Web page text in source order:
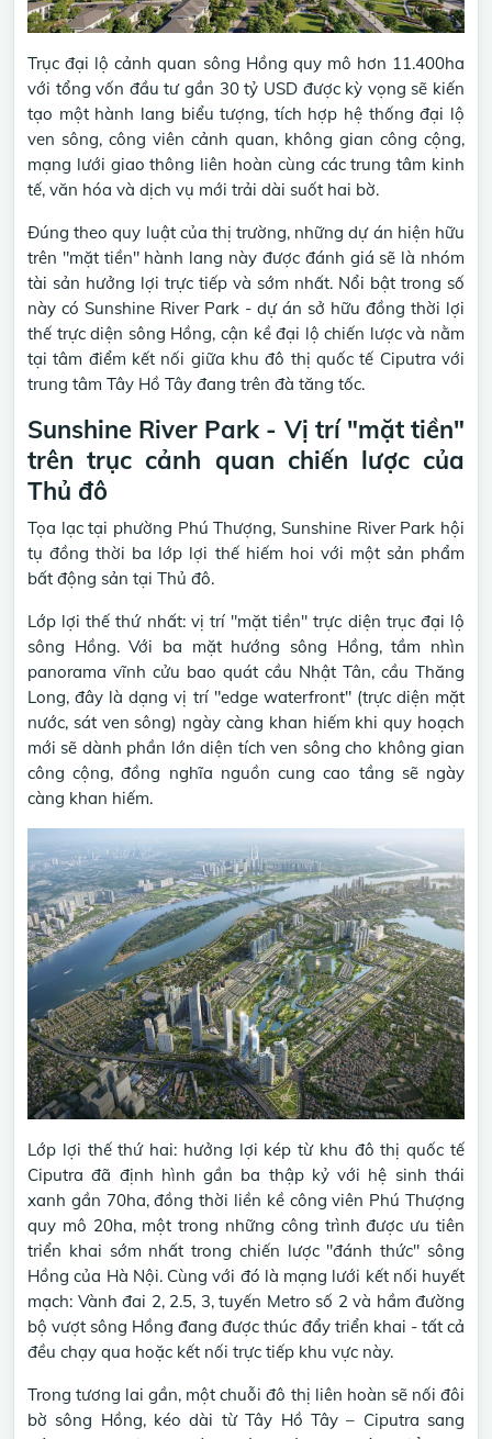
Trục đại lộ cảnh quan sông Hồng quy mô hơn 11.400ha
với tổng vốn đầu tư gần 30 tỷ USD được kỳ vọng sẽ kiến
tạo một hành lang biểu tượng, tích hợp hệ thống đại lộ
ven sông, công viên cảnh quan, không gian công cộng,
mạng lưới giao thông liên hoàn cùng các trung tâm kinh
tế, văn hóa và dịch vụ mới trải dài suốt hai bờ.
Đúng theo quy luật của thị trường, những dự án hiện hữu
trên "mặt tiền" hành lang này được đánh giá sẽ là nhóm
tài sản hưởng lợi trực tiếp và sớm nhất. Nổi bật trong số
này có Sunshine River Park - dự án sở hữu đồng thời lợi
thế trực diện sông Hồng, cận kề đại lộ chiến lược và nằm
tại tâm điểm kết nối giữa khu đô thị quốc tế Ciputra với
trung tâm Tây Hồ Tây đang trên đà tăng tốc.
Sunshine River Park - Vị trí "mặt tiền"
trên trục cảnh quan chiến lược của
Thủ đô
Tọa lạc tại phường Phú Thượng, Sunshine River Park hội
tụ đồng thời ba lớp lợi thế hiếm hoi với một sản phẩm
bất động sản tại Thủ đô.
Lớp lợi thế thứ nhất: vị trí "mặt tiền" trực diện trục đại lộ
sông Hồng. Với ba mặt hướng sông Hồng, tầm nhìn
panorama vĩnh cửu bao quát cầu Nhật Tân, cầu Thăng
Long, đây là dạng vị trí "edge waterfront" (trực diện mặt
nước, sát ven sông) ngày càng khan hiếm khi quy hoạch
mới sẽ dành phần lớn diện tích ven sông cho không gian
công cộng, đồng nghĩa nguồn cung cao tầng sẽ ngày
càng khan hiếm.
Lớp lợi thế thứ hai: hưởng lợi kép từ khu đô thị quốc tế
Ciputra đã định hình gần ba thập kỷ với hệ sinh thái
xanh gần 70ha, đồng thời liền kề công viên Phú Thượng
quy mô 20ha, một trong những công trình được ưu tiên
triển khai sớm nhất trong chiến lược "đánh thức" sông
Hồng của Hà Nội. Cùng với đó là mạng lưới kết nối huyết
mạch: Vành đai 2, 2.5, 3, tuyến Metro số 2 và hầm đường
bộ vượt sông Hồng đang được thúc đẩy triển khai - tất cả
đều chạy qua hoặc kết nối trực tiếp khu vực này.
Trong tương lai gần, một chuỗi đô thị liên hoàn sẽ nối đôi
bờ sông Hồng, kéo dài từ Tây Hồ Tây – Ciputra sang